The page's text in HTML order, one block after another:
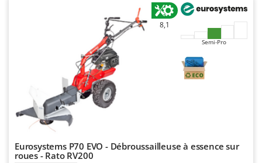
8,1
Semi-Pro
Eurosystems P70 EVO - Débroussailleuse à essence sur
roues - Rato RV200